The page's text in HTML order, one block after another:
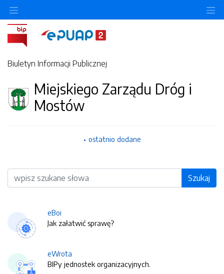
Biuletyn Informacji Publicznej
Miejskiego Zarządu Dróg i
Mostów
ostatnio dodane
Wyszukiwarka Szukaj
eBoi
Jak załatwić sprawę?
eWrota
BIPy jednostek organizacyjnych.